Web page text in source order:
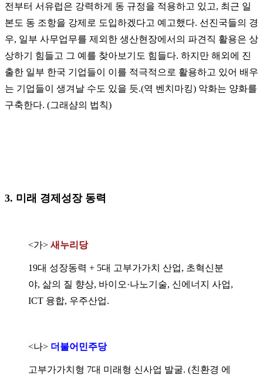
전부터 서유럽은 강력하게 동 규정을 적용하고 있고, 최근 일
본도 동 조항을 강제로 도입하겠다고 예고했다. 선진국들의 경
우, 일부 사무업무를 제외한 생산현장에서의 파견직 활용은 상
상하기 힘들고 그 예를 찾아보기도 힘들다. 하지만 해외에 진
출한 일부 한국 기업들이 이를 적극적으로 활용하고 있어 배우
는 기업들이 생겨날 수도 있을 듯.(역 벤치마킹) 악화는 양화를
구축한다. (그래샴의 법칙)
3. 미래 경제성장 동력
<가> 새누리당
19대 성장동력 + 5대 고부가가치 산업, 초혁신분
야, 삶의 질 향상, 바이오·나노기술, 신에너지 사업,
ICT 융합, 우주산업.
<나> 더불어민주당
고부가가치형 7대 미래형 신사업 발굴. (친환경 에